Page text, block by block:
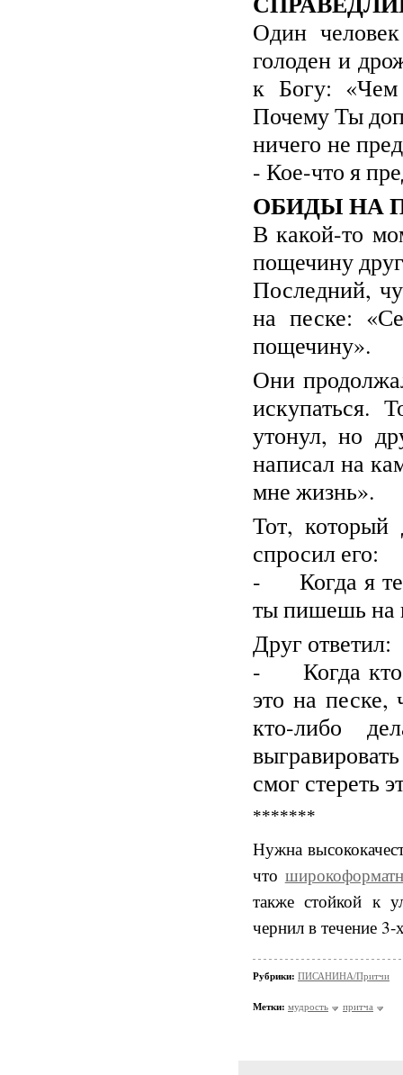
Один
голоден и
к Богу: «Чем
Почему Ты
ничего не
- Кое-что я
ОБИДЫ НА
В какой-то
пощечину
Последний,
на песке:
пощечину».
Они
искупаться.
утонул, но
написал на
мне жизнь».
Тот,
спросил его:
- Когда я
ты пишешь на
Друг ответил:
- Когда кто-
это на
кто-либо
смог стереть
*******
Нужна
что
также стойкой к
чернил в течение 3-
Рубрики: ПИСАНИНА/Притчи
Метки: мудрость притча